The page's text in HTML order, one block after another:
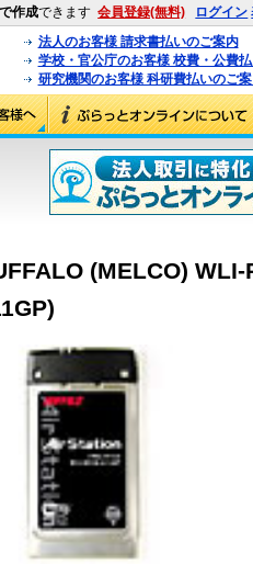
作成できます 会員登録(無料) ログイン
法人のお客様 請求書払いのご案内
学校・官公庁のお客様 校費・公費
研究機関のお客様 科研費払いのご
(MELCO)